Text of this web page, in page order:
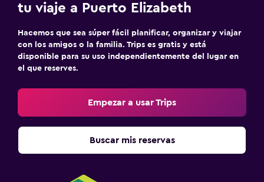
tu viaje a Puerto Elizabeth
Hacemos que sea súper fácil planificar, organizar y viajar
con los amigos o la familia. Trips es gratis y está
disponible para su uso independientemente del lugar en
el que reserves.
Empezar a usar Trips
Buscar mis reservas